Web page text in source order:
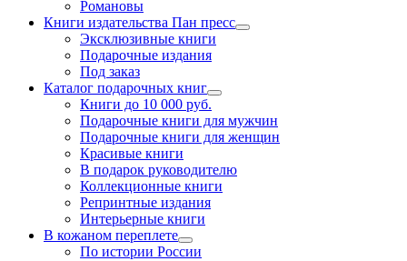
Романовы
Книги издательства Пан пресс
Эксклюзивные книги
Подарочные издания
Под заказ
Каталог подарочных книг
Книги до 10 000 руб.
Подарочные книги для мужчин
Подарочные книги для женщин
Красивые книги
В подарок руководителю
Коллекционные книги
Репринтные издания
Интерьерные книги
В кожаном переплете
По истории России